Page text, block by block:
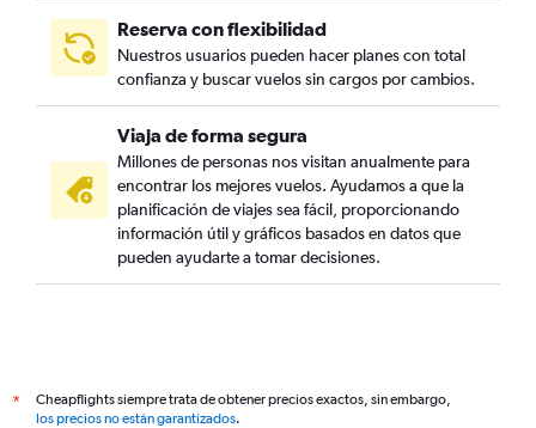
Reserva con flexibilidad
Nuestros usuarios pueden hacer planes con total
confianza y buscar vuelos sin cargos por cambios.
Viaja de forma segura
Millones de personas nos visitan anualmente para
encontrar los mejores vuelos. Ayudamos a que la
planificación de viajes sea fácil, proporcionando
información útil y gráficos basados en datos que
pueden ayudarte a tomar decisiones.
*
Cheapflights siempre trata de obtener precios exactos, sin embargo,
los precios no están garantizados.